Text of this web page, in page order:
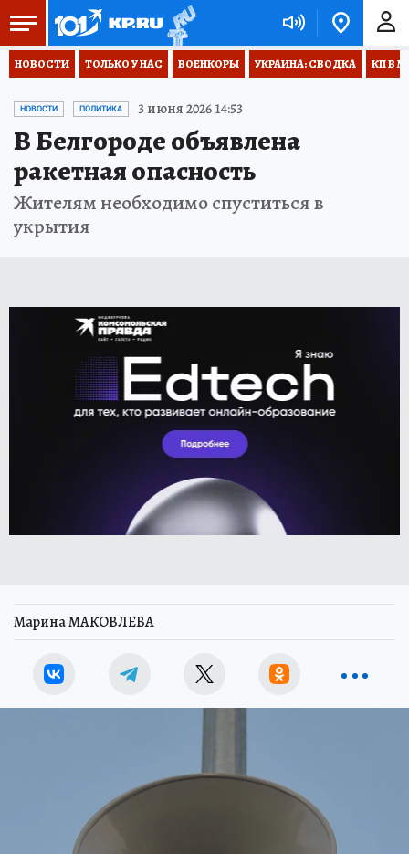
НОВОСТИ ТОЛЬКО У НАС ВОЕНКОРЫ УКРАИНА: СВОДКА КП В
НОВОСТИ ПОЛИТИКА 3 июня 2026 14:53
В Белгороде объявлена
ракетная опасность
Жителям необходимо спуститься в
укрытия
Марина МАКОВЛЕВА